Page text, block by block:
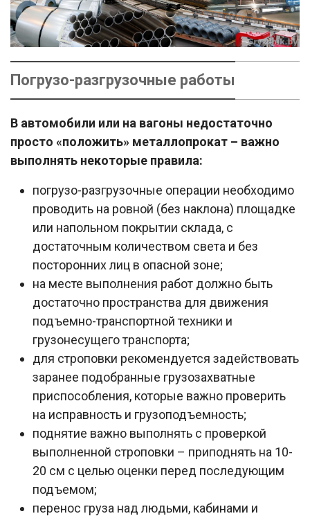
Погрузо-разгрузочные работы
В автомобили или на вагоны недостаточно
просто «положить» металлопрокат – важно
выполнять некоторые правила:
погрузо-разгрузочные операции необходимо
проводить на ровной (без наклона) площадке
или напольном покрытии склада, с
достаточным количеством света и без
посторонних лиц в опасной зоне;
на месте выполнения работ должно быть
достаточно пространства для движения
подъемно-транспортной техники и
грузонесущего транспорта;
для строповки рекомендуется задействовать
заранее подобранные грузозахватные
приспособления, которые важно проверить
на исправность и грузоподъемность;
поднятие важно выполнять с проверкой
выполненной строповки – приподнять на 10-
20 см с целью оценки перед последующим
подъемом;
перенос груза над людьми, кабинами и